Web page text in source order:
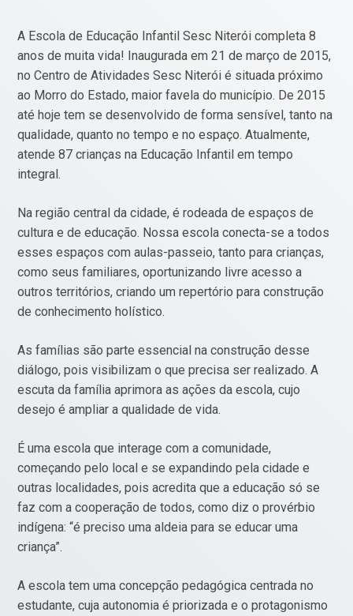
A Escola de Educação Infantil Sesc Niterói completa 8
anos de muita vida! Inaugurada em 21 de março de 2015,
no Centro de Atividades Sesc Niterói é situada próximo
ao Morro do Estado, maior favela do município. De 2015
até hoje tem se desenvolvido de forma sensível, tanto na
qualidade, quanto no tempo e no espaço. Atualmente,
atende 87 crianças na Educação Infantil em tempo
integral.
Na região central da cidade, é rodeada de espaços de
cultura e de educação. Nossa escola conecta-se a todos
esses espaços com aulas-passeio, tanto para crianças,
como seus familiares, oportunizando livre acesso a
outros territórios, criando um repertório para construção
de conhecimento holístico.
As famílias são parte essencial na construção desse
diálogo, pois visibilizam o que precisa ser realizado. A
escuta da família aprimora as ações da escola, cujo
desejo é ampliar a qualidade de vida.
É uma escola que interage com a comunidade,
começando pelo local e se expandindo pela cidade e
outras localidades, pois acredita que a educação só se
faz com a cooperação de todos, como diz o provérbio
indígena: “é preciso uma aldeia para se educar uma
criança”.
A escola tem uma concepção pedagógica centrada no
estudante, cuja autonomia é priorizada e o protagonismo